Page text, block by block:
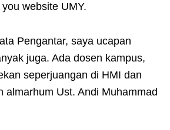
website UMY.
Pengantar, saya ucapan
juga. Ada dosen kampus,
seperjuangan di HMI dan
almarhum Ust. Andi Muhammad